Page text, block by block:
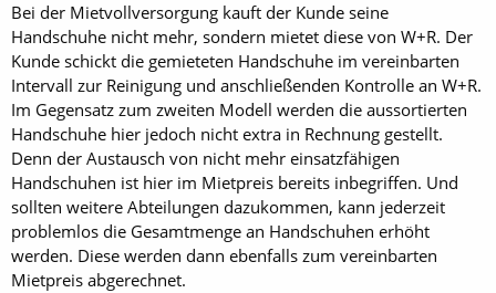
Bei der Mietvollversorgung kauft der Kunde seine
Handschuhe nicht mehr, sondern mietet diese von W+R. Der
Kunde schickt die gemieteten Handschuhe im vereinbarten
Intervall zur Reinigung und anschließenden Kontrolle an W+R.
Im Gegensatz zum zweiten Modell werden die aussortierten
Handschuhe hier jedoch nicht extra in Rechnung gestellt.
Denn der Austausch von nicht mehr einsatzfähigen
Handschuhen ist hier im Mietpreis bereits inbegriffen. Und
sollten weitere Abteilungen dazukommen, kann jederzeit
problemlos die Gesamtmenge an Handschuhen erhöht
werden. Diese werden dann ebenfalls zum vereinbarten
Mietpreis abgerechnet.